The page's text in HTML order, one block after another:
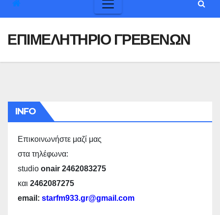
ΕΠΙΜΕΛΗΤΗΡΙΟ ΓΡΕΒΕΝΩΝ
INFO
Επικοινωνήστε μαζί μας
στα τηλέφωνα:
studio onair 2462083275
και 2462087275
email: starfm933.gr@gmail.com